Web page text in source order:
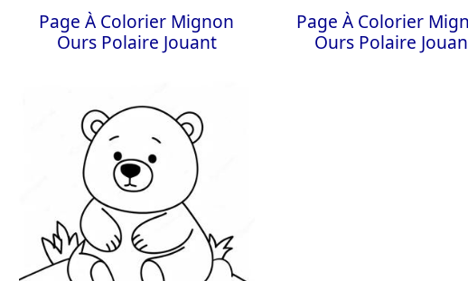
Page À Colorier Mignon
Ours Polaire Jouant
Page À Colorier
Ours Polaire